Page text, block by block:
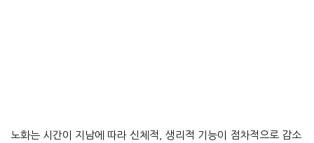
노화는 시간이 지남에 따라 신체적, 생리적 기능이 점차적으로 감소